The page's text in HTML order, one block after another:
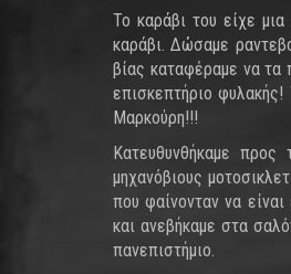
Το καράβι του είχε
καράβι. Δώσαμε
βίας καταφέραμε να τα
επισκεπτήριο φυλακής!
Μαρκούρη!!!
Κατευθυνθήκαμε
μηχανόβιους
που φαίνονταν να
και ανεβήκαμε στα
πανεπιστήμιο.